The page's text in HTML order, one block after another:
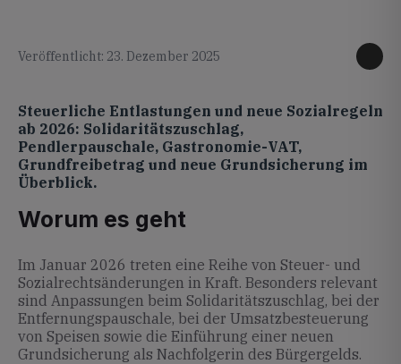
Veröffentlicht: 23. Dezember 2025
Steuerliche Entlastungen und neue Sozialregeln
ab 2026: Solidaritätszuschlag,
Pendlerpauschale, Gastronomie-VAT,
Grundfreibetrag und neue Grundsicherung im
Überblick.
Worum es geht
Im Januar 2026 treten eine Reihe von Steuer- und
Sozialrechtsänderungen in Kraft. Besonders relevant
sind Anpassungen beim Solidaritätszuschlag, bei der
Entfernungspauschale, bei der Umsatzbesteuerung
von Speisen sowie die Einführung einer neuen
Grundsicherung als Nachfolgerin des Bürgergelds.